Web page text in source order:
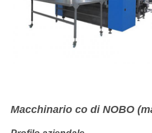
Macchinario co di NOBO